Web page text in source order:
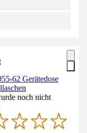
62 Gerätedose
noch nicht